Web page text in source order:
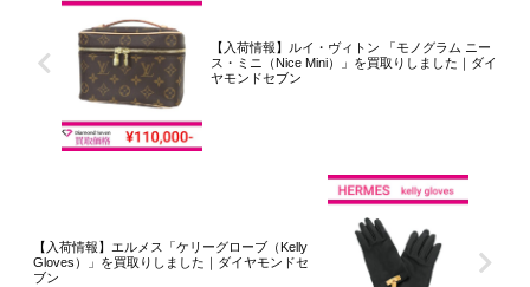
【入荷情報】ルイ・ヴィトン 「モノグラム ニー
ス・ミニ（Nice Mini）」を買取りしました｜ダイ
ヤモンドセブン
【入荷情報】エルメス「ケリーグローブ（Kelly
Gloves）」を買取りしました｜ダイヤモンドセ
ブン